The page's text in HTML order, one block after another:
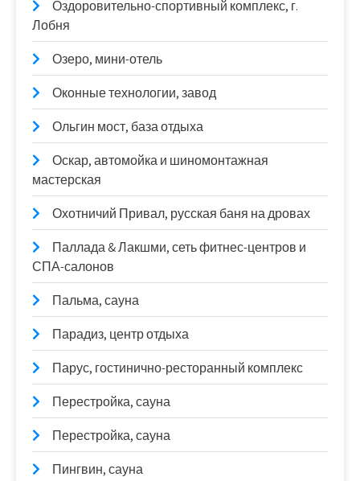
Оздоровительно-спортивный комплекс, г.
Лобня
Озеро, мини-отель
Оконные технологии, завод
Ольгин мост, база отдыха
Оскар, автомойка и шиномонтажная
мастерская
Охотничий Привал, русская баня на дровах
Паллада & Лакшми, сеть фитнес-центров и
СПА-салонов
Пальма, сауна
Парадиз, центр отдыха
Парус, гостинично-ресторанный комплекс
Перестройка, сауна
Перестройка, сауна
Пингвин, сауна